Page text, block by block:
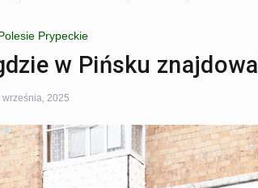
Prypeckie
w Pińsku
września, 2025